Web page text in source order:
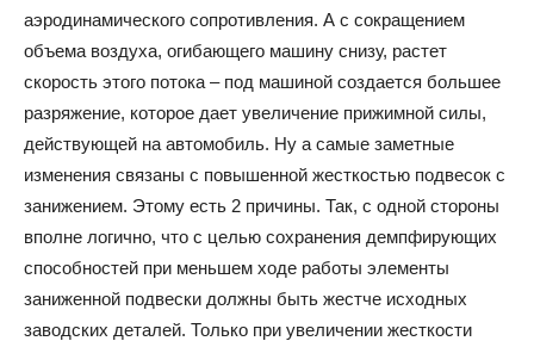
аэродинамического сопротивления. А с сокращением
объема воздуха, огибающего машину снизу, растет
скорость этого потока – под машиной создается большее
разряжение, которое дает увеличение прижимной силы,
действующей на автомобиль. Ну а самые заметные
изменения связаны с повышенной жесткостью подвесок с
занижением. Этому есть 2 причины. Так, с одной стороны
вполне логично, что с целью сохранения демпфирующих
способностей при меньшем ходе работы элементы
заниженной подвески должны быть жестче исходных
заводских деталей. Только при увеличении жесткости